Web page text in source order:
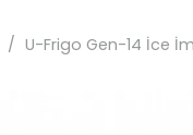
/ U-Frigo Gen-14 İce